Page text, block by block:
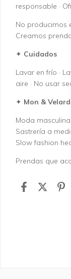
responsable ·
No producimos
Creamos
✦ Cuidados
Lavar en frío ·
aire · No usar
✦ Mon &
Moda
Sastrería a
Slow fashion
Prendas que